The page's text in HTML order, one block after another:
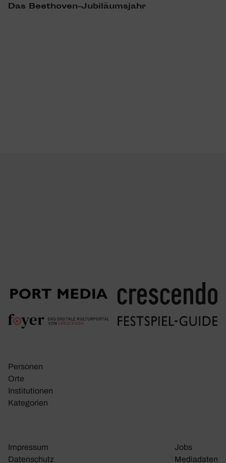
Das Beet­hoven-Jubi­lä­ums­jahr
Personen
Orte
Insti­tu­tionen
Kate­go­rien
Impressum
Daten­schutz
Jobs
Media­daten